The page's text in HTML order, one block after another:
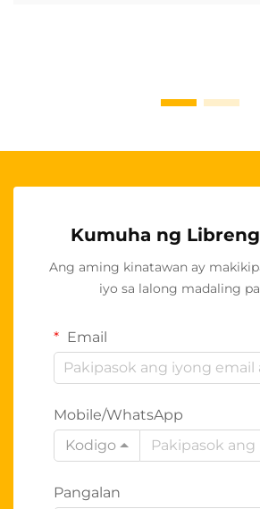
Kumuha ng
Ang aming kinatawan ay
iyo sa lalong madaling
Email
Mobile/WhatsApp
Kodigo
Pangalan